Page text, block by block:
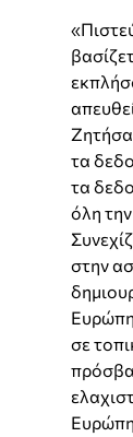
τα
τα
όλη
στην
σε